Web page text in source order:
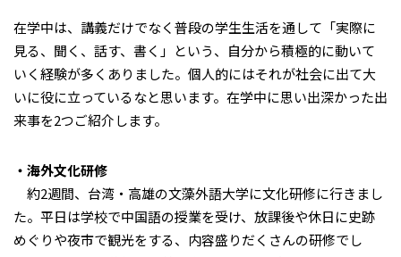
在学中は、講義だけでなく普段の学生生活を通して「実際に
見る、聞く、話す、書く」という、自分から積極的に動いて
いく経験が多くありました。個人的にはそれが社会に出て大
いに役に立っているなと思います。在学中に思い出深かった出
来事を2つご紹介します。
・海外文化研修
約2週間、台湾・高雄の文藻外語大学に文化研修に行きまし
た。平日は学校で中国語の授業を受け、放課後や休日に史跡
めぐりや夜市で観光をする、内容盛りだくさんの研修でし